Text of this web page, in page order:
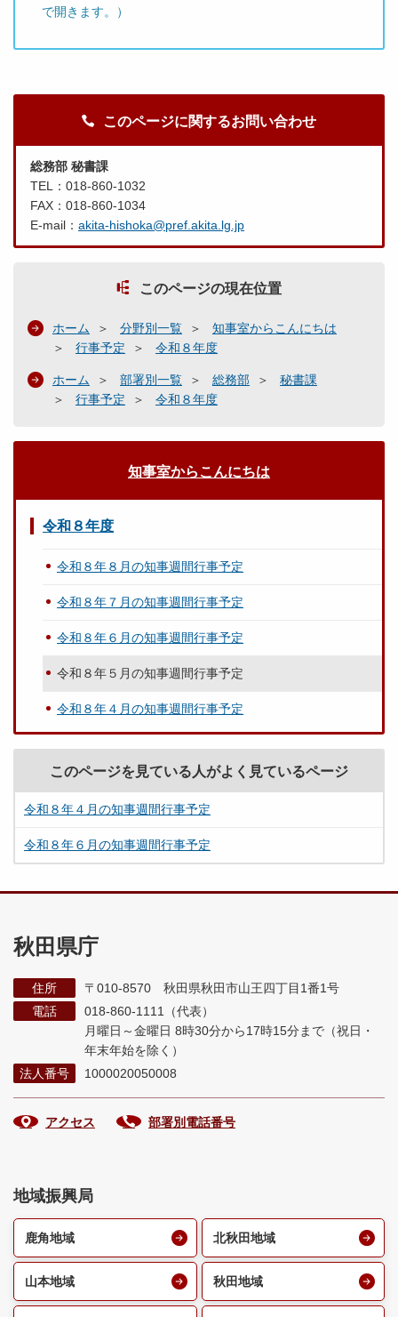
で開きます。）
このページに関するお問い合わせ
総務部 秘書課
TEL：018-860-1032
FAX：018-860-1034
E-mail： akita-hishoka@pref.akita.lg.jp
このページの現在位置
ホーム 分野別一覧
知事室からこんにちは
行事予定
令和８年度
ホーム 部署別一覧 総務部
秘書課
行事予定
令和８年度
知事室からこんにちは
令和８年度
令和８年８月の知事週間行事予定
令和８年７月の知事週間行事予定
令和８年６月の知事週間行事予定
令和８年５月の知事週間行事予定
令和８年４月の知事週間行事予定
このページを見ている人がよく見ているページ
令和８年４月の知事週間行事予定
令和８年６月の知事週間行事予定
秋田県庁
住所
〒010-8570 秋田県秋田市山王四丁目1番1号
電話
018-860-1111（代表）
月曜日～金曜日 8時30分から17時15分まで （祝日・
年末年始を除く）
法人番号
1000020050008
アクセス 部署別電話番号
地域振興局
鹿角地域 北秋田地域
山本地域 秋田地域